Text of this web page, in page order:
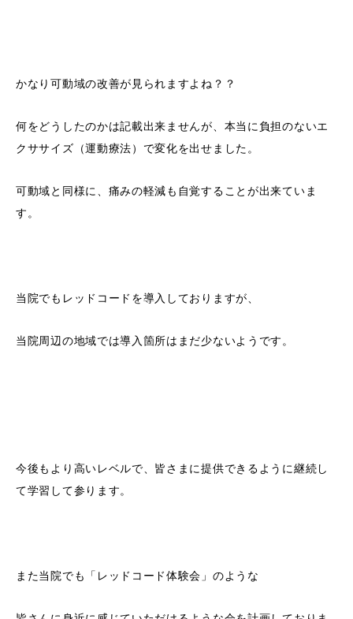
かなり可動域の改善が見られますよね？？
何をどうしたのかは記載出来ませんが、本当に負担のないエ
クササイズ（運動療法）で変化を出せました。
可動域と同様に、痛みの軽減も自覚することが出来ていま
す。
当院でもレッドコードを導入しておりますが、
当院周辺の地域では導入箇所はまだ少ないようです。
今後もより高いレベルで、皆さまに提供できるように継続し
て学習して参ります。
また当院でも「レッドコード体験会」のような